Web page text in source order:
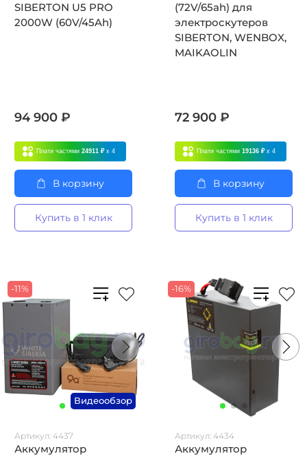
SIBERTON U5 PRO
2000W (60V/45Ah)
94 900 ₽
Плати частями 24911 ₽ x 4
В корзину
Купить в 1 клик
(72V/65ah) для
электроскутеров
SIBERTON, WENBOX,
MAIKAOLIN
72 900 ₽
Плати частями 19136 ₽ x 4
В корзину
Купить в 1 клик
-11%
Видеообзор
Артикул: 4437
Аккумулятор
-16%
Артикул: 4434
Аккумулятор